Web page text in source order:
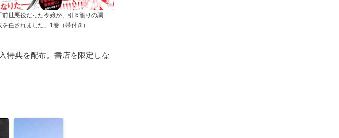
「前世悪役だった令嬢が、引き籠りの調
を任されました」1巻（帯付き）
特典を配布。書店を限定しな